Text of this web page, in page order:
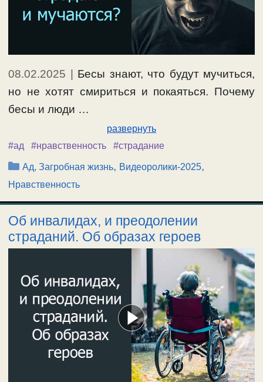
08.02.2025
Бесы знают, что будут мучиться,
но не хотят смириться и покаяться. Почему
бесы и люди …
развернуть
#ад
#нравственность #страдание
Рубрики
Ад, Загробная жизнь, Видеоролики-2025,
Нравственность
Об инвалидах, и преодолении
страданий. Об образах героев